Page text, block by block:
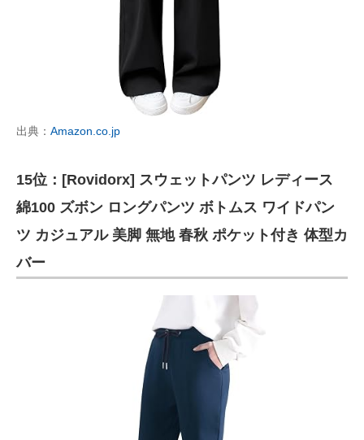
出典： Amazon.co.jp
15位：[Rovidorx] スウェットパンツ レディース
綿100 ズボン ロングパンツ ボトムス ワイドパン
ツ カジュアル 美脚 無地 春秋 ポケット付き 体型カ
バー